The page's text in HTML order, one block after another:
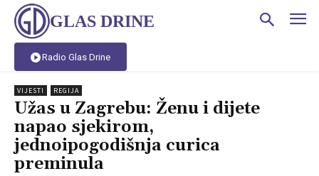
GLAS DRINE
Radio Glas Drine
VIJESTI REGIJA
Užas u Zagrebu: Ženu i dijete
napao sjekirom,
jednoipogodišnja curica
preminula